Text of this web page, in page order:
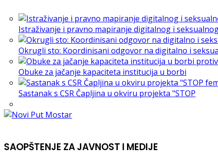
Istraživanje i pravno mapiranje digitalnog i
Okrugli sto: Koordinisani odgovor na digitalno i
Obuke za jačanje kapaciteta institucija u borbi
Sastanak s CSR Čapljina u okviru projekta "STOP
SAOPŠTENJE ZA JAVNOST I MEDIJE